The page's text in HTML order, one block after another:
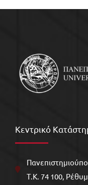
Κεντρικό
Τ.Κ. 74 100,